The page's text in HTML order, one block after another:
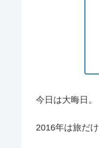
今日は大晦日。
2016年は旅だけ